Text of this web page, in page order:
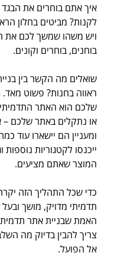
איך אתם בוחרים את
לקנות? מביטים בחלון
ויש משהו שמשך לכם את
בוחנים, בוחרים וקונים.
שואלים מה הקשר בין
ראווה בחנות? פשוט
שלכם הוא האתר
או נתקלים באתר שלכם
ומעניין הם יישארו עוד
ייכנסו לקטגוריות
המוצר שאתם מציעים.
כדי שכל התהליך הזה
תדמיתי מדויק, מושך
האמת שבניית אתר
צריך להבין בדיוק מה
אל הפועל.